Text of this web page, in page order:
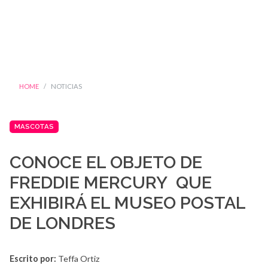
HOME NOTICIAS
MASCOTAS
CONOCE EL OBJETO DE
FREDDIE MERCURY QUE
EXHIBIRÁ EL MUSEO POSTAL
DE LONDRES
Escrito por: Teffa Ortiz